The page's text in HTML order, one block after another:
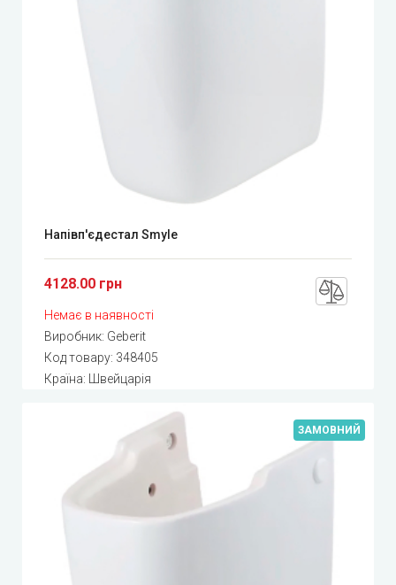
Напівп'єдестал Smyle
4128.00 грн
Немає в наявності
Виробник: Geberit
Код товару: 348405
Країна: Швейцарія
ЗАМОВНИЙ